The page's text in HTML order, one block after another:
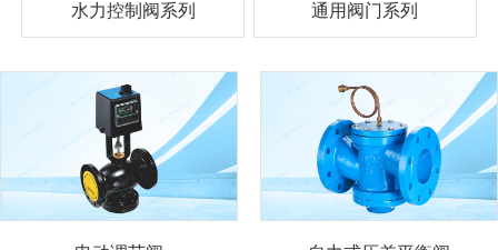
水力控制阀系列 通用阀门系列